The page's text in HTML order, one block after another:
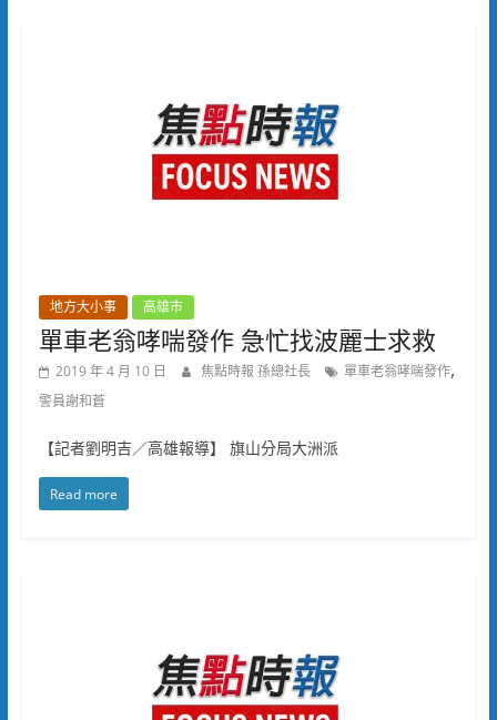
地方大小事 高雄市
單車老翁哮喘發作 急忙找波麗士求救
2019 年 4 月 10 日 焦點時報 孫總社長 單車老翁哮喘發作,
警員謝和蒼
【記者劉明吉／高雄報導】 旗山分局大洲派
Read more